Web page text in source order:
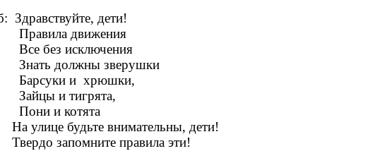
Здравствуйте, дети!
движения
без исключения
должны зверушки
и хрюшки,
и тигрята,
и котята
будьте внимательны, дети!
запомните правила эти!